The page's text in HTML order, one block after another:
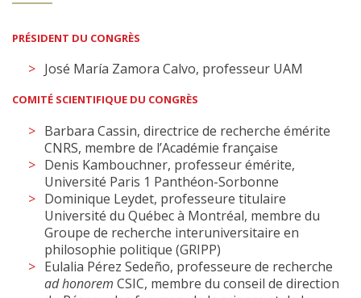
PRÉSIDENT DU CONGRÈS
José María Zamora Calvo, professeur UAM
COMITÉ SCIENTIFIQUE DU CONGRÈS
Barbara Cassin, directrice de recherche émérite
CNRS, membre de l’Académie française
Denis Kambouchner, professeur émérite,
Université Paris 1 Panthéon-Sorbonne
Dominique Leydet, professeure titulaire
Université du Québec à Montréal, membre du
Groupe de recherche interuniversitaire en
philosophie politique (GRIPP)
Eulalia Pérez Sedeño, professeure de recherche
ad honorem CSIC, membre du conseil de direction